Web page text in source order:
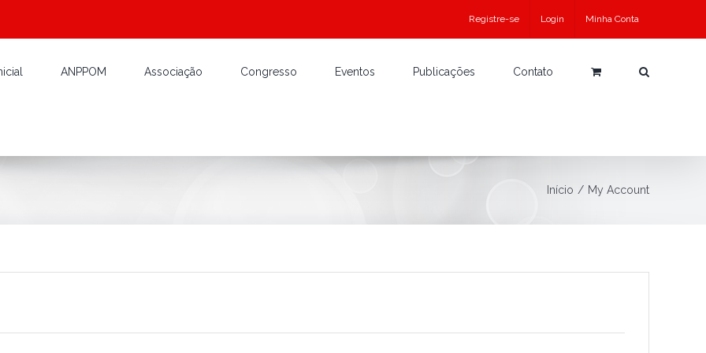
Registre-se Login Minha Conta
ANPPOM Associação Congresso Eventos Publicações Contato
Início / My Account